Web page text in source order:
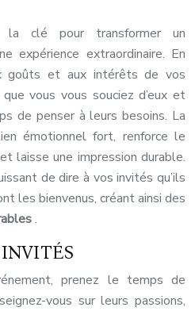
la clé pour transformer un
expérience extraordinaire. En
goûts et aux intérêts de vos
vous vous souciez d’eux et
de penser à leurs besoins. La
émotionnel fort, renforce le
laisse une impression durable.
de dire à vos invités qu’ils
les bienvenus, créant ainsi des
.
prenez le temps de
vous sur leurs passions,